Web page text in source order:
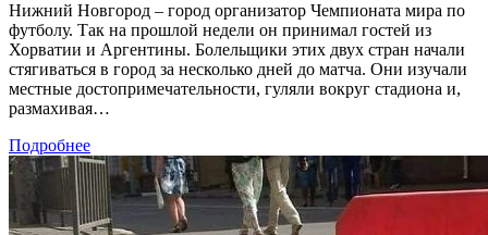
Нижний Новгород – город организатор Чемпионата мира по
футболу. Так на прошлой недели он принимал гостей из
Хорватии и Аргентины. Болельщики этих двух стран начали
стягиваться в город за несколько дней до матча. Они изучали
местные достопримечательности, гуляли вокруг стадиона и,
размахивая…
Подробнее